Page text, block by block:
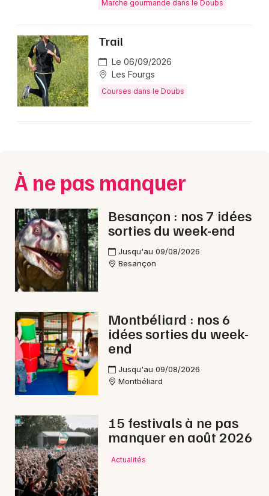
Marche gourmande dans le Doubs
Trail
Le 06/09/2026
Les Fourgs
Courses dans le Doubs
À ne pas manquer
Besançon : nos 7 idées
sorties du week-end
Jusqu'au 09/08/2026
Besançon
Montbéliard : nos 6
idées sorties du week-
end
Jusqu'au 09/08/2026
Montbéliard
15 festivals à ne pas
manquer en août 2026
Actualités